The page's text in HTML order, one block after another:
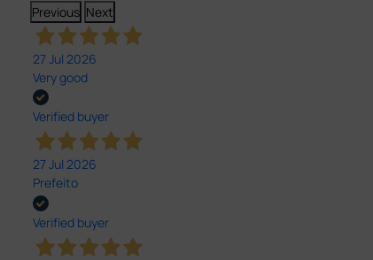
Previous Next
27 Jul 2026
Very good
Verified buyer
27 Jul 2026
Prefeito
Verified buyer